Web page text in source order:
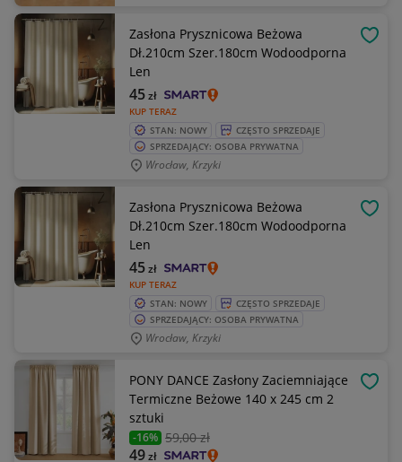
Zasłona Prysznicowa Beżowa
Dł.210cm Szer.180cm Wodoodporna
Len
KUP TERAZ
45zł
STAN: NOWY
CZĘSTO SPRZEDAJE
SPRZEDAJĄCY: OSOBA PRYWATNA
Wrocław, Krzyki
Zasłona Prysznicowa Beżowa
Dł.210cm Szer.180cm Wodoodporna
Len
KUP TERAZ
45zł
STAN: NOWY
CZĘSTO SPRZEDAJE
SPRZEDAJĄCY: OSOBA PRYWATNA
Wrocław, Krzyki
PONY DANCE Zasłony Zaciemniające
Termiczne Beżowe 140 x 245 cm 2
sztuki
-16% 59,00 zł
49zł